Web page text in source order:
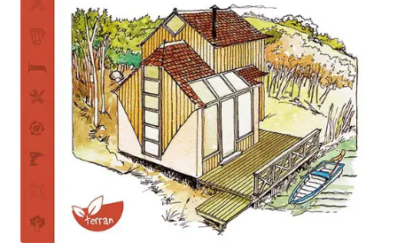
Jeux & DVD
le
menu
enfant